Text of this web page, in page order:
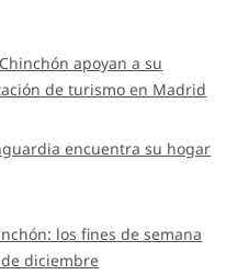
apoyan a su
de turismo en Madrid
encuentra su hogar
los fines de semana
diciembre